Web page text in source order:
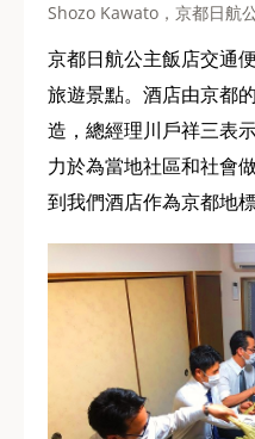
Shozo Kawato，京都日航
京都日航公主飯店交通
旅遊景點。酒店由京都
造，總經理川戶祥三表
力於為當地社區和社會
到我們酒店作為京都地